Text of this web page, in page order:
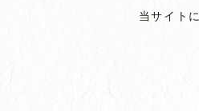
当サイト